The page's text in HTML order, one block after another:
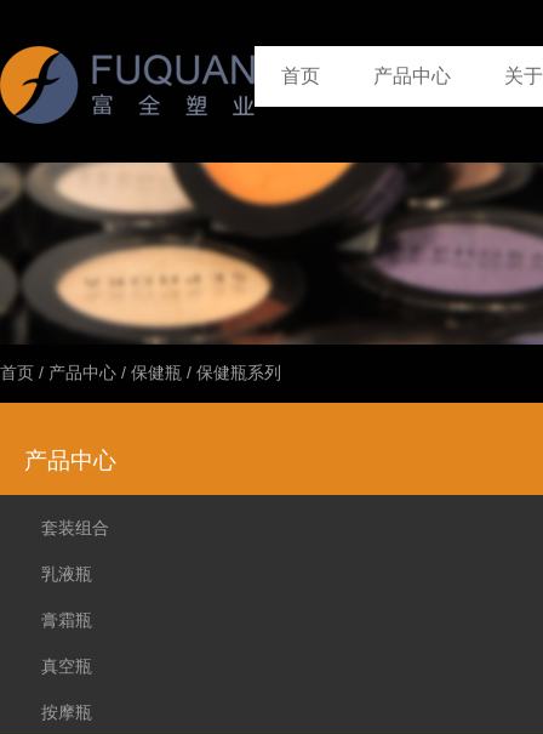
首页 产品中心 关
首页 / 产品中心 / 保健瓶 / 保健瓶系列
产品中心
套装组合
乳液瓶
膏霜瓶
真空瓶
按摩瓶